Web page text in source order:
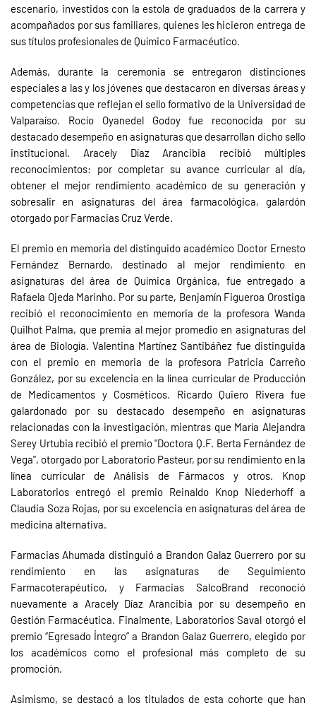
escenario, investidos con la estola de graduados de la carrera y
acompañados por sus familiares, quienes les hicieron entrega de
sus títulos profesionales de Químico Farmacéutico.
Además, durante la ceremonia se entregaron distinciones
especiales a las y los jóvenes que destacaron en diversas áreas y
competencias que reflejan el sello formativo de la Universidad de
Valparaíso. Rocío Oyanedel Godoy fue reconocida por su
destacado desempeño en asignaturas que desarrollan dicho sello
institucional. Aracely Díaz Arancibia recibió múltiples
reconocimientos: por completar su avance curricular al día,
obtener el mejor rendimiento académico de su generación y
sobresalir en asignaturas del área farmacológica, galardón
otorgado por Farmacias Cruz Verde.
El premio en memoria del distinguido académico Doctor Ernesto
Fernández Bernardo, destinado al mejor rendimiento en
asignaturas del área de Química Orgánica, fue entregado a
Rafaela Ojeda Marinho. Por su parte, Benjamín Figueroa Orostiga
recibió el reconocimiento en memoria de la profesora Wanda
Quilhot Palma, que premia al mejor promedio en asignaturas del
área de Biología. Valentina Martínez Santibáñez fue distinguida
con el premio en memoria de la profesora Patricia Carreño
González, por su excelencia en la línea curricular de Producción
de Medicamentos y Cosméticos. Ricardo Quiero Rivera fue
galardonado por su destacado desempeño en asignaturas
relacionadas con la investigación, mientras que María Alejandra
Serey Urtubia recibió el premio "Doctora Q.F. Berta Fernández de
Vega", otorgado por Laboratorio Pasteur, por su rendimiento en la
línea curricular de Análisis de Fármacos y otros. Knop
Laboratorios entregó el premio Reinaldo Knop Niederhoff a
Claudia Soza Rojas, por su excelencia en asignaturas del área de
medicina alternativa.
Farmacias Ahumada distinguió a Brandon Galaz Guerrero por su
rendimiento en las asignaturas de Seguimiento
Farmacoterapéutico, y Farmacias SalcoBrand reconoció
nuevamente a Aracely Díaz Arancibia por su desempeño en
Gestión Farmacéutica. Finalmente, Laboratorios Saval otorgó el
premio “Egresado Íntegro” a Brandon Galaz Guerrero, elegido por
los académicos como el profesional más completo de su
promoción.
Asimismo, se destacó a los titulados de esta cohorte que han